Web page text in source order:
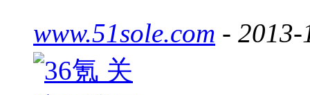
www.51sole.com -